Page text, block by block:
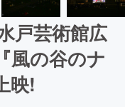
戸芸術館広
風の谷のナ
映!